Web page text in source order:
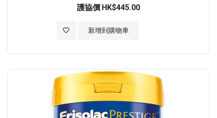
護協價 HK$445.00
新增到購物車
加入至願望清單